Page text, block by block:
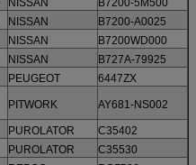
NISSAN
B7200-5M500
NISSAN
B7200-A0025
NISSAN
B7200WD000
NISSAN
B727A-79925
PEUGEOT
6447ZX
PITWORK AY681-NS002
PUROLATOR
C35402
PUROLATOR
C35530